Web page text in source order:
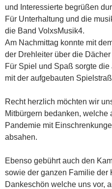
und Interessierte begrüßen
Für Unterhaltung und die
die Band VolxsMusik4.
Am Nachmittag konnte mit
der Drehleiter über die
Für Spiel und Spaß sorgte
mit der aufgebauten
Recht herzlich möchten wir
Mitbürgern bedanken, welche
Pandemie mit
absahen.
Ebenso gebührt auch den
sowie der ganzen Familie der
Dankeschön welche uns vor,